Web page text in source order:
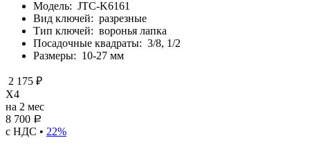
Модель: JTC-K6161
Вид ключей: разрезные
Тип ключей: воронья лапка
Посадочные квадраты: 3/8, 1/2
Размеры: 10-27 мм
2 175 ₽
X4
на 2 мес
8 700 Р
с НДС • 22%